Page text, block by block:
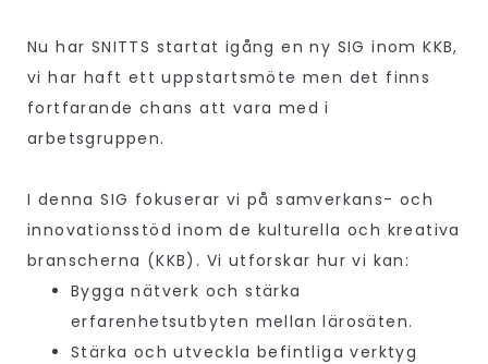
Nu har SNITTS startat igång en ny SIG inom KKB,
vi har haft ett uppstartsmöte men det finns
fortfarande chans att vara med i
arbetsgruppen.
I denna SIG fokuserar vi på samverkans- och
innovationsstöd inom de kulturella och kreativa
branscherna (KKB). Vi utforskar hur vi kan:
Bygga nätverk och stärka
erfarenhetsutbyten mellan lärosäten.
Stärka och utveckla befintliga verktyg